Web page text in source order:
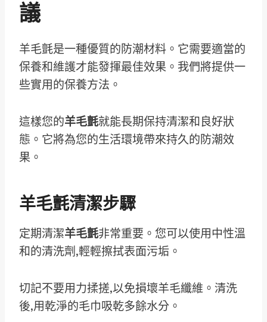
議
羊毛氈是一種優質的防潮材料。它需要適當的
保養和維護才能發揮最佳效果。我們將提供一
些實用的保養方法。
這樣您的羊毛氈就能長期保持清潔和良好狀
態。它將為您的生活環境帶來持久的防潮效
果。
羊毛氈清潔步驟
定期清潔羊毛氈非常重要。您可以使用中性溫
和的清洗劑,輕輕擦拭表面污垢。
切記不要用力揉搓,以免損壞羊毛纖維。清洗
後,用乾淨的毛巾吸乾多餘水分。